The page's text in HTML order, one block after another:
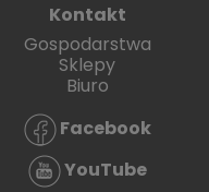
Kontakt
Gospodarstwa
Sklepy
Biuro
Facebook
YouTube